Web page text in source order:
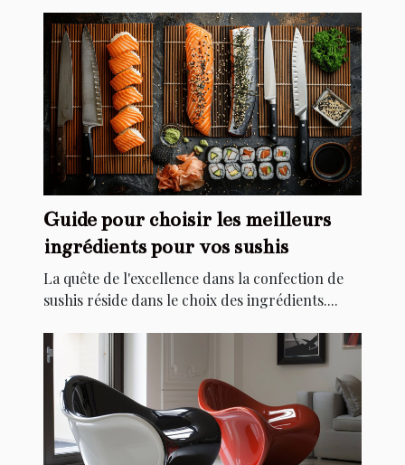
Guide pour choisir les meilleurs
ingrédients pour vos sushis
La quête de l'excellence dans la confection de
sushis réside dans le choix des ingrédients....